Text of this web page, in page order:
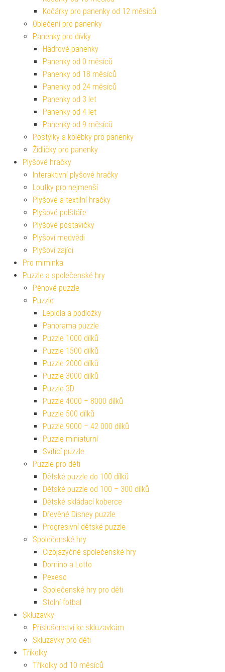
Kočárky pro panenky od 12 měsíců
Oblečení pro panenky
Panenky pro dívky
Hadrové panenky
Panenky od 0 měsíců
Panenky od 18 měsíců
Panenky od 24 měsíců
Panenky od 3 let
Panenky od 4 let
Panenky od 9 měsíců
Postýlky a kolébky pro panenky
Židličky pro panenky
Plyšové hračky
Interaktivní plyšové hračky
Loutky pro nejmenší
Plyšové a textilní hračky
Plyšové polštáře
Plyšové postavičky
Plyšoví medvědi
Plyšoví zajíci
Pro miminka
Puzzle a společenské hry
Pěnové puzzle
Puzzle
Lepidla a podložky
Panorama puzzle
Puzzle 1000 dílků
Puzzle 1500 dílků
Puzzle 2000 dílků
Puzzle 3000 dílků
Puzzle 3D
Puzzle 4000 – 8000 dílků
Puzzle 500 dílků
Puzzle 9000 – 42 000 dílků
Puzzle miniaturní
Svítící puzzle
Puzzle pro děti
Dětské puzzle do 100 dílků
Dětské puzzle od 100 – 300 dílků
Dětské skládací koberce
Dřevěné Disney puzzle
Progresivní dětské puzzle
Společenské hry
Cizojazyčné společenské hry
Domino a Lotto
Pexeso
Společenské hry pro děti
Stolní fotbal
Skluzavky
Příslušenství ke skluzavkám
Skluzavky pro děti
Tříkolky
Tříkolky od 10 měsíců